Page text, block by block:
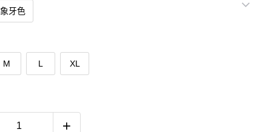
象牙色
M L XL